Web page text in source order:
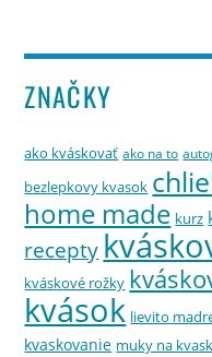
ZNAČKY
ako kváskovať ako na to
bezlepkovy kvasok
home made kurz
recepty
kváskové rožky
kvások lievito
kvaskovanie muky na